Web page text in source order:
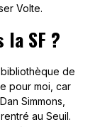
Volte.
la SF ?
bibliothèque de
pour moi, car
Simmons,
au Seuil.